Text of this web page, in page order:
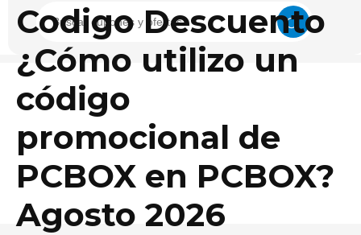
Codigo Descuento
¿Cómo utilizo un
código
promocional de
PCBOX en PCBOX?
Agosto 2026